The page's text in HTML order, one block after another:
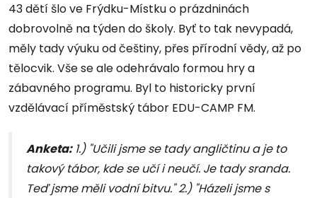
43 dětí šlo ve Frýdku-Místku o prázdninách
dobrovolně na týden do školy. Byť to tak nevypadá,
měly tady výuku od češtiny, přes přírodní vědy, až po
tělocvik. Vše se ale odehrávalo formou hry a
zábavného programu. Byl to historicky první
vzdělávací příměstský tábor EDU-CAMP FM.
Anketa:1.) "Učili jsme se tady angličtinu a je to
takový tábor, kde se učí i neučí. Je tady sranda.
Teď jsme měli vodní bitvu." 2.) "Házeli jsme s